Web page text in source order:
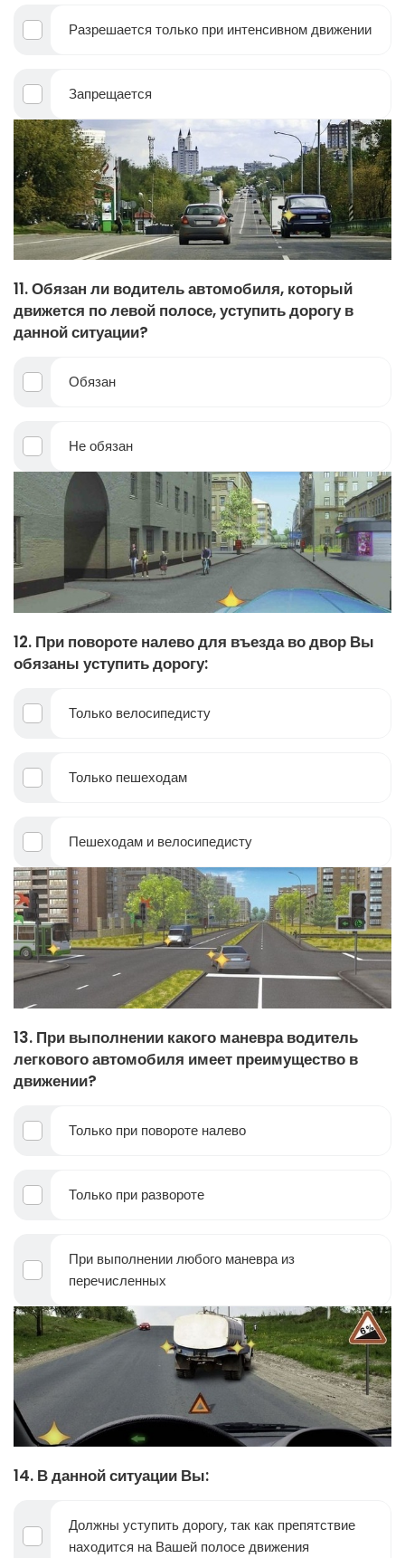
Разрешается только при интенсивном движении
Запрещается
11. Обязан ли водитель автомобиля, который
движется по левой полосе, уступить дорогу в
данной ситуации?
Обязан
Не обязан
12. При повороте налево для въезда во двор Вы
обязаны уступить дорогу:
Только велосипедисту
Только пешеходам
Пешеходам и велосипедисту
13. При выполнении какого маневра водитель
легкового автомобиля имеет преимущество в
движении?
Только при повороте налево
Только при развороте
При выполнении любого маневра из
перечисленных
14. В данной ситуации Вы:
Должны уступить дорогу, так как препятствие
находится на Вашей полосе движения